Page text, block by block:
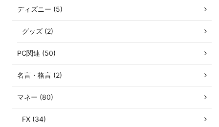
ディズニー (5)
グッズ (2)
PC関連 (50)
名言・格言 (2)
マネー (80)
FX (34)